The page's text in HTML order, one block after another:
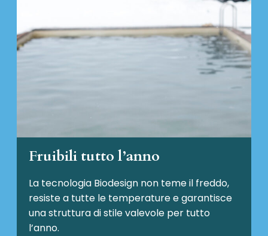
Fruibili tutto l’anno
La tecnologia Biodesign non teme il freddo,
resiste a tutte le temperature e garantisce
una struttura di stile valevole per tutto
l’anno.